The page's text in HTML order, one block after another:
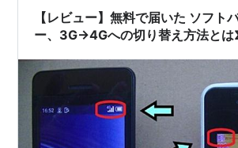
【レビュー】無料で届いた ソフト
ー、3G→4Gへの切り替え方法と